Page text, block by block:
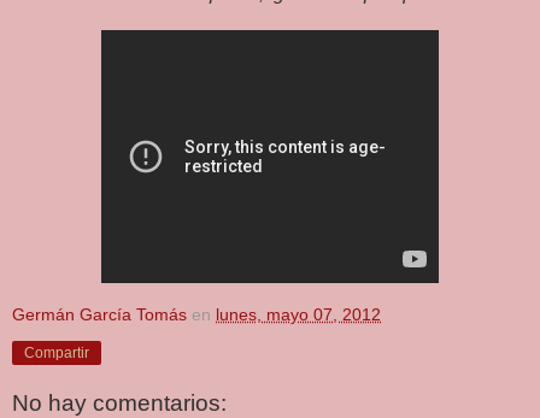
Germán García Tomás en lunes, mayo 07, 2012
Compartir
No hay comentarios: